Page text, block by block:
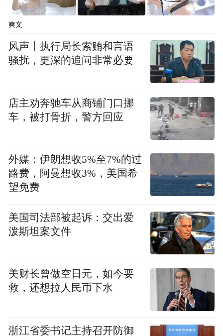
5. 男众须依比丘僧剃度师剃度后，在男众寺
度后，受沙弥尼戒、式叉摩那戒，并在尼众
寺院修学两年以上。男众剃度师戒腊须满十
须满十二年，且须为宗教教职人员。男众不
得剃度女众弟子。
具备基本佛事法务活动能力。
7. 本次传戒活动，新戒以山东省寺院符合条
件的沙弥、沙弥尼为主；外省报名新戒须经
所在地省级佛教协会推荐。
8. 二次出家者，请自行在中国佛教协会网站
查询，如存在教职人员备案信息，不可报名
受戒。
爽文
风声丨执行局长索贿和言语
骚扰，更深的追问非常必要
店主劝奔驰车从商铺门口挪
车，被打骨折，警方回应
外媒：伊朗想收5%至7%的过
路费，阿曼想收3%，美国希
望免费
美国司法部被起诉：交出爱
泼斯坦案文件
美财长曾做空日元，如今要
救，还想拉人民币下水
浙江省委书记主持召开防御